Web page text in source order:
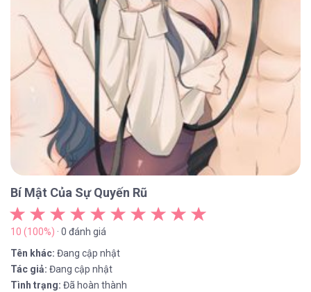
Bí Mật Của Sự Quyến Rũ
10 (100%) · 0 đánh giá
Tên khác: Đang cập nhật
Tác giả: Đang cập nhật
Tình trạng: Đã hoàn thành